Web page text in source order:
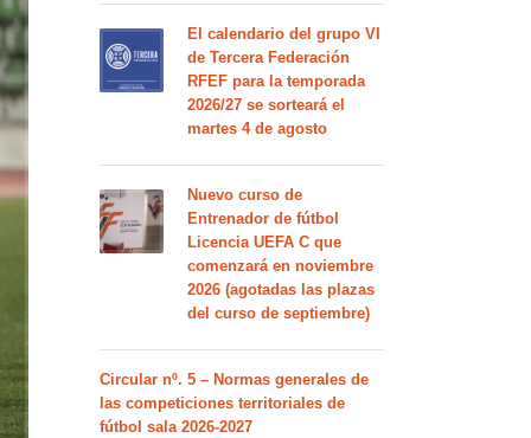
El calendario del grupo VI
de Tercera Federación
RFEF para la temporada
2026/27 se sorteará el
martes 4 de agosto
Nuevo curso de
Entrenador de fútbol
Licencia UEFA C que
comenzará en noviembre
2026 (agotadas las plazas
del curso de septiembre)
Circular nº. 5 – Normas generales de
las competiciones territoriales de
fútbol sala 2026-2027